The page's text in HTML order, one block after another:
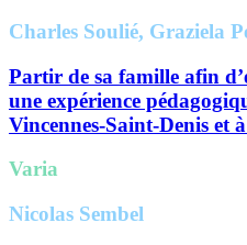
Charles Soulié, Graziela
Partir de sa famille afin
une expérience
Vincennes-Saint-Denis et
Varia
Nicolas Sembel